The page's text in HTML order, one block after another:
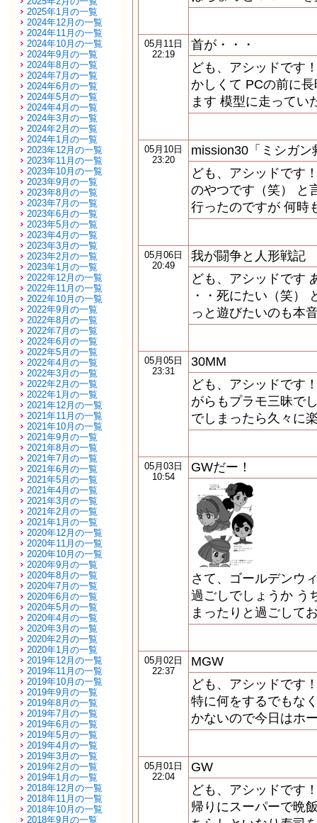
2025年1月の一覧
2024年12月の一覧
2024年11月の一覧
2024年10月の一覧
2024年9月の一覧
2024年8月の一覧
2024年7月の一覧
2024年6月の一覧
2024年5月の一覧
2024年4月の一覧
2024年3月の一覧
2024年2月の一覧
2024年1月の一覧
2023年12月の一覧
2023年11月の一覧
2023年10月の一覧
2023年9月の一覧
2023年8月の一覧
2023年7月の一覧
2023年6月の一覧
2023年5月の一覧
2023年4月の一覧
2023年3月の一覧
2023年2月の一覧
2023年1月の一覧
2022年12月の一覧
2022年11月の一覧
2022年10月の一覧
2022年9月の一覧
2022年8月の一覧
2022年7月の一覧
2022年6月の一覧
2022年5月の一覧
2022年4月の一覧
2022年3月の一覧
2022年2月の一覧
2022年1月の一覧
2021年12月の一覧
2021年11月の一覧
2021年10月の一覧
2021年9月の一覧
2021年8月の一覧
2021年7月の一覧
2021年6月の一覧
2021年5月の一覧
2021年4月の一覧
2021年3月の一覧
2021年2月の一覧
2021年1月の一覧
2020年12月の一覧
2020年11月の一覧
2020年10月の一覧
2020年9月の一覧
2020年8月の一覧
2020年7月の一覧
2020年6月の一覧
2020年5月の一覧
2020年4月の一覧
2020年3月の一覧
2020年2月の一覧
2020年1月の一覧
2019年12月の一覧
2019年11月の一覧
2019年10月の一覧
2019年9月の一覧
2019年8月の一覧
2019年7月の一覧
2019年6月の一覧
2019年5月の一覧
2019年4月の一覧
2019年3月の一覧
2019年2月の一覧
2019年1月の一覧
2018年12月の一覧
2018年11月の一覧
2018年10月の一覧
2018年9月の一覧
05月11日
22:19
首が・・・
ども、アシッドです
かしくて PCの前に
ます 模型に走ってい
05月10日
23:20
mission30「ミシガン
ども、アシッドです
のやつです（笑） と
行ったのですが 何時
05月06日
20:49
我が闘争と人形戦記
ども、アシッドです
・・死にたい（笑）
っと遊びたいのも本
05月05日
23:31
30MM
ども、アシッドです
がらもプラモ三昧で
でしまったら久々に
05月03日
10:54
GWだー！
さて、ゴールデンウ
過ごしでしょうか う
まったりと過ごして
05月02日
22:37
MGW
ども、アシッドです
特に何をするでもな
かないので今日はホ
05月01日
22:04
GW
ども、アシッドです
帰りにスーパーで晩